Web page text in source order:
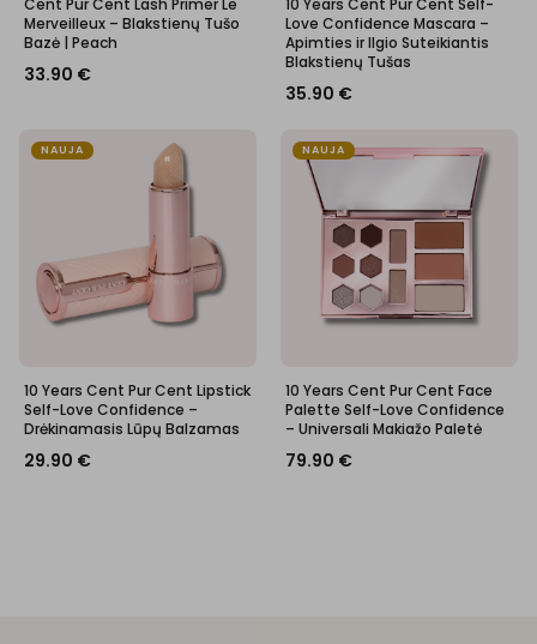
Cent Pur Cent Lash Primer Le
Merveilleux – Blakstienų Tušo
Bazė | Peach
33.90 €
10 Years Cent Pur Cent Self-
Love Confidence Mascara –
Apimties ir Ilgio Suteikiantis
Blakstienų Tušas
35.90 €
NAUJA
10 Years Cent Pur Cent Lipstick
Self-Love Confidence –
Drėkinamasis Lūpų Balzamas
29.90 €
NAUJA
10 Years Cent Pur Cent Face
Palette Self-Love Confidence
– Universali Makiažo Paletė
79.90 €